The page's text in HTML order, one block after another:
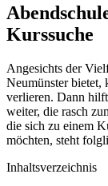
Kurssuche
Angesichts der
Neumünster bietet,
verlieren. Dann
weiter, die rasch
die sich zu einem
möchten, steht
Inhaltsverzeichnis